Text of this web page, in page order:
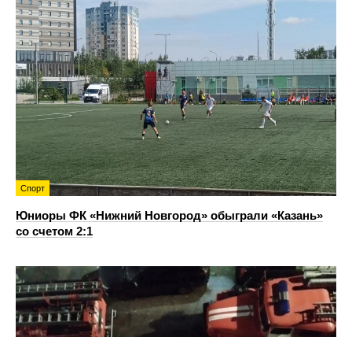
Спорт
Юниоры ФК «Нижний Новгород» обыграли «Казань»
со счетом 2:1